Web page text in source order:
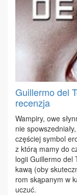
Guillermo del
recenzja
Wam­pi­ry, owe
nie
czę­ściej sym­bol
z któ­rą ma­my do
lo­gii Gu­il­ler­mo del
ka­wą (oby
rom ską­pa­nym w
uczuć.